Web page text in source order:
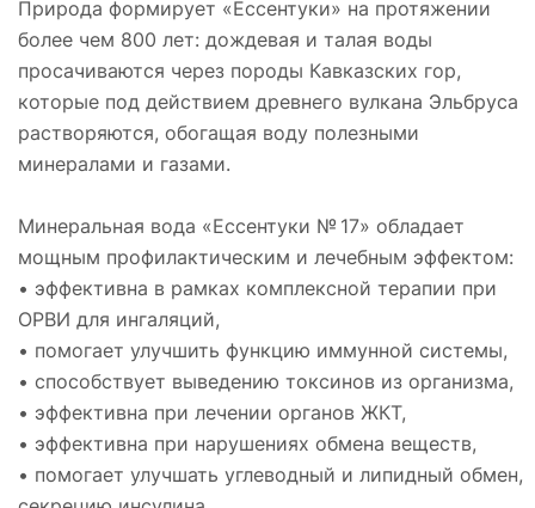
Природа формирует «Ессентуки» на протяжении
более чем 800 лет: дождевая и талая воды
просачиваются через породы Кавказских гор,
которые под действием древнего вулкана Эльбруса
растворяются, обогащая воду полезными
минералами и газами.
Минеральная вода «Ессентуки № 17» обладает
мощным профилактическим и лечебным эффектом:
• эффективна в рамках комплексной терапии при
ОРВИ для ингаляций,
• помогает улучшить функцию иммунной системы,
• способствует выведению токсинов из организма,
• эффективна при лечении органов ЖКТ,
• эффективна при нарушениях обмена веществ,
• помогает улучшать углеводный и липидный обмен,